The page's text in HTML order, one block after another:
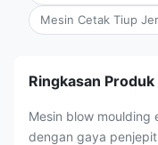
Mesin Cetak Tiup
Ringkasan Produk
Mesin blow moulding
dengan gaya